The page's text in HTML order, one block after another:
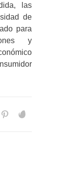
las
de
para
y